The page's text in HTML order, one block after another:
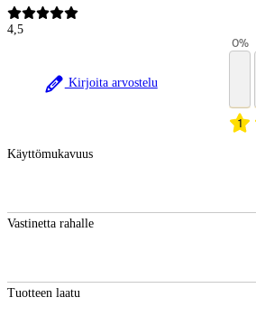
4,5
Kirjoita arvostelu
1
0%
Käyttömukavuus
Vastinetta rahalle
Tuotteen laatu